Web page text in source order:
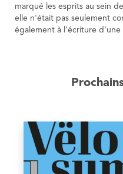
marqué les esprits au sein
elle n'était pas seulement
également à l’écriture